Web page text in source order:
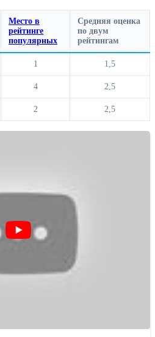
Место в
рейтинге
популярных
Средняя оценка
по двум
рейтингам
1 1,5
4 2,5
2 2,5